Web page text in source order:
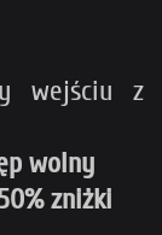
wejściu z
wolny
zniżki